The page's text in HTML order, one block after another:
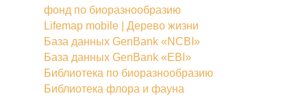
фонд по биоразнообразию
Lifemap mobile | Дерево жизни
База данных GenBank «NCBI»
База данных GenBank «EBI»
Библиотека по биоразнообразию
Библиотека флора и фауна